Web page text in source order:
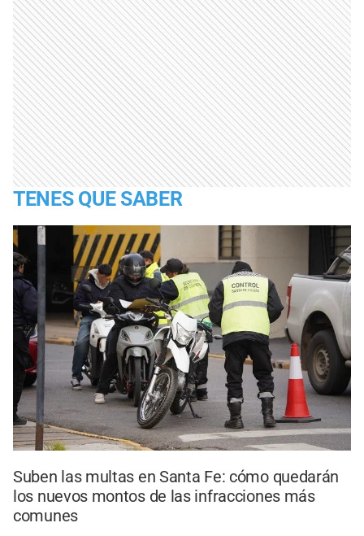
TENES QUE SABER
Suben las multas en Santa Fe: cómo quedarán
los nuevos montos de las infracciones más
comunes